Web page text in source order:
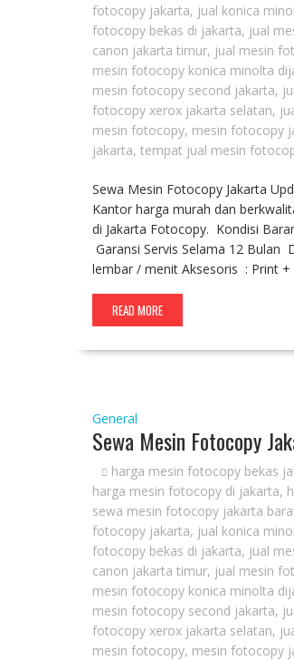
fotocopy jakarta, jual konica
fotocopy bekas di jakarta, jual
canon jakarta timur, jual mesin
mesin fotocopy konica minolta
mesin fotocopy second jakarta,
fotocopy xerox jakarta selatan,
mesin fotocopy, mesin fotocopy
jakarta, tempat jual mesin
Sewa Mesin Fotocopy Jakarta
Kantor harga murah dan
di Jakarta Fotocopy. Kondisi
Garansi Servis Selama 12 Bulan
lembar / menit Aksesoris : Print
READ MORE
General
Sewa Mesin Fotocopy
harga mesin fotocopy bekas
harga mesin fotocopy di jakarta,
sewa mesin fotocopy jakarta
fotocopy jakarta, jual konica
fotocopy bekas di jakarta, jual
canon jakarta timur, jual mesin
mesin fotocopy konica minolta
mesin fotocopy second jakarta,
fotocopy xerox jakarta selatan,
mesin fotocopy, mesin fotocopy